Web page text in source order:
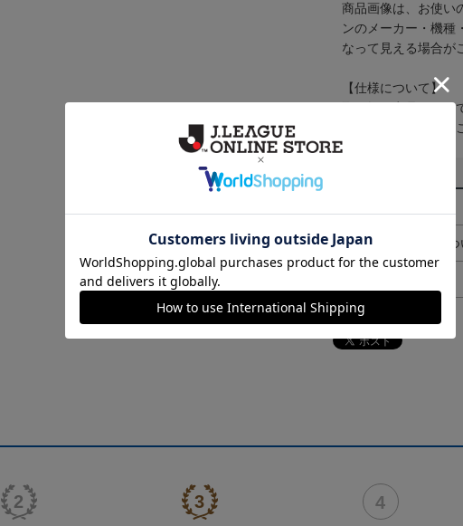
商品画像は、お使い
ンのメーカー・機種
なって見える場合が
【仕様について】
取り扱い商品によ
予告なく変更にな
ギフト対応につ